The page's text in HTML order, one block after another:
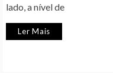
lado, a nível de
Ler Mais